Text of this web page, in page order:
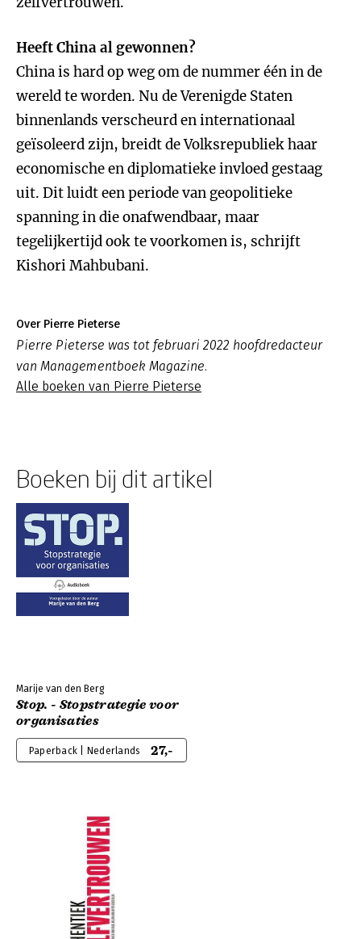
Heeft China al gewonnen?
China is hard op weg om de nummer één in de
wereld te worden. Nu de Verenigde Staten
binnenlands verscheurd en internationaal
geïsoleerd zijn, breidt de Volksrepubliek haar
economische en diplomatieke invloed gestaag
uit. Dit luidt een periode van geopolitieke
spanning in die onafwendbaar, maar
tegelijkertijd ook te voorkomen is, schrijft
Kishori Mahbubani.
Over Pierre Pieterse
Pierre Pieterse was tot februari 2022 hoofdredacteur
van Managementboek Magazine.
Alle boeken van Pierre Pieterse
Boeken bij dit artikel
Marije van den Berg
Stop. - Stopstrategie voor
organisaties
Paperback | Nederlands 27,-